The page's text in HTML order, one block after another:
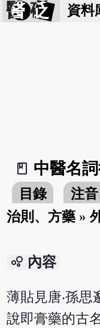
醫 砭 資料
book_2
中醫名
目錄 注音
治則、方藥 »
bubble_chart 內容
薄貼見唐‧孫
說即膏藥的古